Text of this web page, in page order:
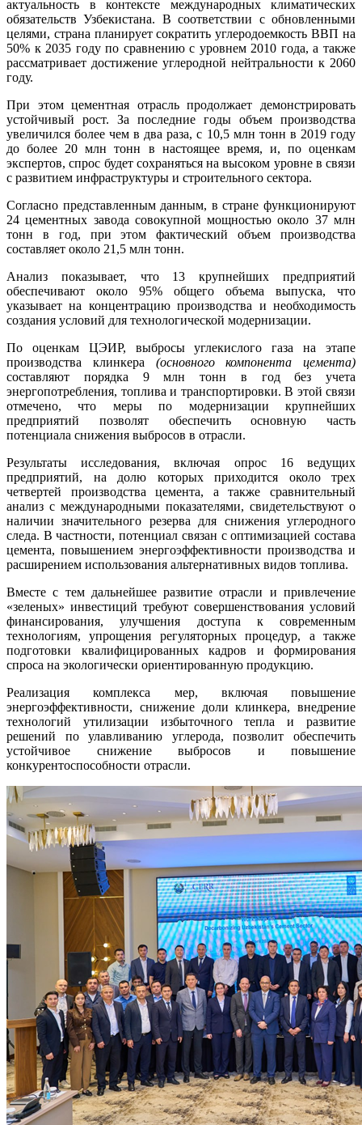
актуальность в контексте международных климатических
обязательств Узбекистана. В соответствии с обновленными
целями, страна планирует сократить углеродоемкость ВВП на
50% к 2035 году по сравнению с уровнем 2010 года, а также
рассматривает достижение углеродной нейтральности к 2060
году.
При этом цементная отрасль продолжает демонстрировать
устойчивый рост. За последние годы объем производства
увеличился более чем в два раза, с 10,5 млн тонн в 2019 году
до более 20 млн тонн в настоящее время, и, по оценкам
экспертов, спрос будет сохраняться на высоком уровне в связи
с развитием инфраструктуры и строительного сектора.
Согласно представленным данным, в стране функционируют
24 цементных завода совокупной мощностью около 37 млн
тонн в год, при этом фактический объем производства
составляет около 21,5 млн тонн.
Анализ показывает, что 13 крупнейших предприятий
обеспечивают около 95% общего объема выпуска, что
указывает на концентрацию производства и необходимость
создания условий для технологической модернизации.
По оценкам ЦЭИР, выбросы углекислого газа на этапе
производства клинкера (основного компонента цемента)
составляют порядка 9 млн тонн в год без учета
энергопотребления, топлива и транспортировки. В этой связи
отмечено, что меры по модернизации крупнейших
предприятий позволят обеспечить основную часть
потенциала снижения выбросов в отрасли.
Результаты исследования, включая опрос 16 ведущих
предприятий, на долю которых приходится около трех
четвертей производства цемента, а также сравнительный
анализ с международными показателями, свидетельствуют о
наличии значительного резерва для снижения углеродного
следа. В частности, потенциал связан с оптимизацией состава
цемента, повышением энергоэффективности производства и
расширением использования альтернативных видов топлива.
Вместе с тем дальнейшее развитие отрасли и привлечение
«зеленых» инвестиций требуют совершенствования условий
финансирования, улучшения доступа к современным
технологиям, упрощения регуляторных процедур, а также
подготовки квалифицированных кадров и формирования
спроса на экологически ориентированную продукцию.
Реализация комплекса мер, включая повышение
энергоэффективности, снижение доли клинкера, внедрение
технологий утилизации избыточного тепла и развитие
решений по улавливанию углерода, позволит обеспечить
устойчивое снижение выбросов и повышение
конкурентоспособности отрасли.